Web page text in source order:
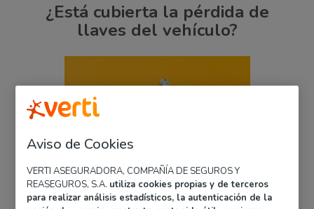
¿Está cubierta la pérdida de
llaves del vehículo?
Aviso de Cookies
VERTI ASEGURADORA, COMPAÑÍA DE SEGUROS Y
REASEGUROS, S.A. utiliza cookies propias y de terceros
para realizar análisis estadísticos, la autenticación de la